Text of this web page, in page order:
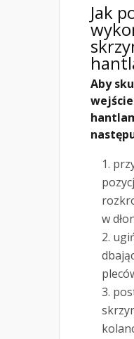
Jak
Aby
w